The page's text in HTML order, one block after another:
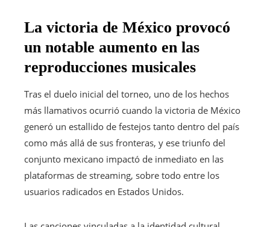
La victoria de México provocó
un notable aumento en las
reproducciones musicales
Tras el duelo inicial del torneo, uno de los hechos
más llamativos ocurrió cuando la victoria de México
generó un estallido de festejos tanto dentro del país
como más allá de sus fronteras, y ese triunfo del
conjunto mexicano impactó de inmediato en las
plataformas de streaming, sobre todo entre los
usuarios radicados en Estados Unidos.